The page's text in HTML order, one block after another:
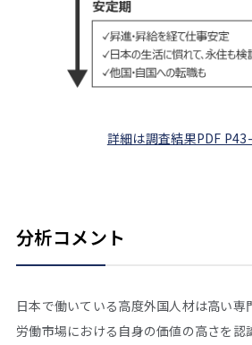
詳細は調査結果PDF
分析コメント
日本で働いている高度外国人材は高い専
労働市場における自身の価値の高さを認